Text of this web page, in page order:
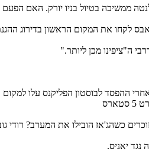
אחרי ההפסד לבוסטון הפליקנס עלו